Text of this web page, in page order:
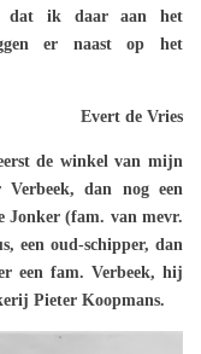
dat ik daar aan het
er naast op het
Evert de Vries
de winkel van mijn
dan nog een
Jonker (fam. van mevr.
een oud-schipper, dan
een fam. Verbeek, hij
Pieter Koopmans.